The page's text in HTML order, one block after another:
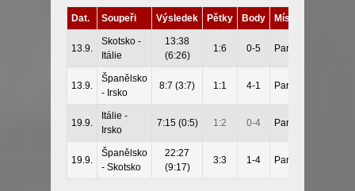
Dat. Soupeři Výsledek Pětky Body Místo
13.9.
Skotsko -
Itálie
13:38
(6:26)
1:6 0-5 Parma
13.9.
Španělsko
- Irsko
8:7 (3:7) 1:1 4-1 Parma
19.9.
Itálie -
Irsko
7:15 (0:5) 1:2 0-4 Parma
19.9.
Španělsko
- Skotsko
22:27
(9:17)
3:3 1-4 Parma